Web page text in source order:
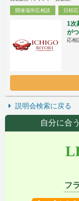
開催場所応相談 日程
1次
が
応相
説明会検索に戻る
自分に合
フ